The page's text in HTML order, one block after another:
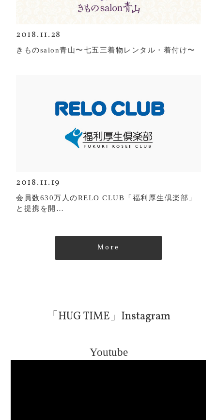
2018.11.28
きものsalon青山〜七五三着物レンタル・着付け〜
2018.11.19
会員数630万人のRELO CLUB「福利厚生倶楽部」
と提携を開…
More
「HUG TIME」Instagram
Youtube